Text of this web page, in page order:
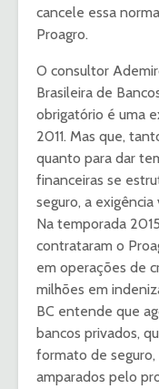
cancele essa
Proagro.
O consultor
Brasileira de
obrigatório é uma
2011. Mas que,
quanto para dar
financeiras se
seguro, a
Na temporada
contrataram o
em operações de
milhões em
BC entende que
bancos privados,
formato de
amparados pelo